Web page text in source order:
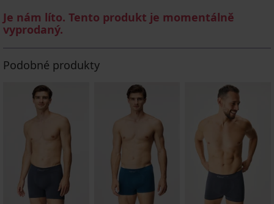
Je nám líto. Tento produkt je momentálně
vyprodaný.
Podobné produkty